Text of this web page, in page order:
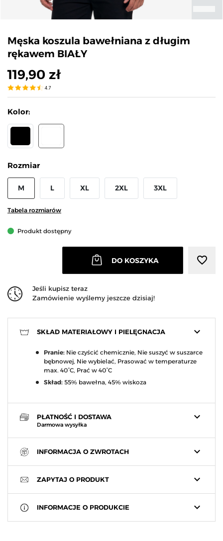
Męska koszula bawełniana z długim
rękawem BIAŁY
119,90 zł
4.7
Kolor:
Rozmiar
M L XL 2XL 3XL
Tabela rozmiarów
Produkt dostępny
DO KOSZYKA favorite_border
Jeśli kupisz teraz
Zamówienie wyślemy jeszcze dzisiaj!
keyboard_arrow_down
SKŁAD MATERIAŁOWY I PIELĘGNACJA
Pranie: Nie czyścić chemicznie, Nie suszyć w suszarce
bębnowej, Nie wybielać, Prasować w temperaturze
max. 40°C, Prać w 40°C
Skład: 55% bawełna, 45% wiskoza
keyboard_arrow_down
PŁATNOŚĆ I DOSTAWA
Darmowa wysyłka
keyboard_arrow_down
INFORMACJA O ZWROTACH
keyboard_arrow_down
ZAPYTAJ O PRODUKT
keyboard_arrow_down
INFORMACJE O PRODUKCIE